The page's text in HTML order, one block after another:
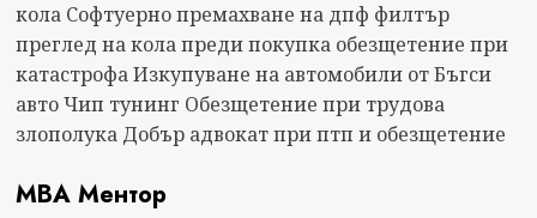
кола Софтуерно премахване на дпф филтър
преглед на кола преди покупка обезщетение при
катастрофа Изкупуване на автомобили от Бъгси
авто Чип тунинг Обезщетение при трудова
злополука Добър адвокат при птп и обезщетение
МВА Ментор